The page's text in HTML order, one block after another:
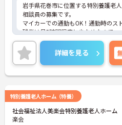
岩手県花巻市に位置する特別養護老
相談員の募集です。
マイカーでの通勤もOK！通勤時のス
残業は月5時間程度と少なめなので、
と両立しやすい職場です。
また昇給や賞与制度があり、頑張りが
っかりと還元されます。さらに資格
もあるのは嬉しいポイントです！
こちらの求人にご興味がございまし
ます。
詳細を見る
特別養護老人ホーム（特養）
社会福祉法人美楽会特別養護老人ホー
楽会